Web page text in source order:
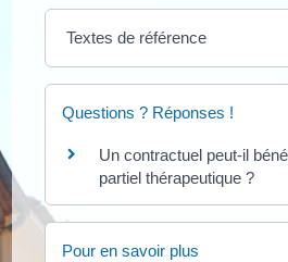
Textes de référence
Questions ? Réponses !
Un contractuel peut-il
partiel thérapeutique ?
Pour en savoir plus